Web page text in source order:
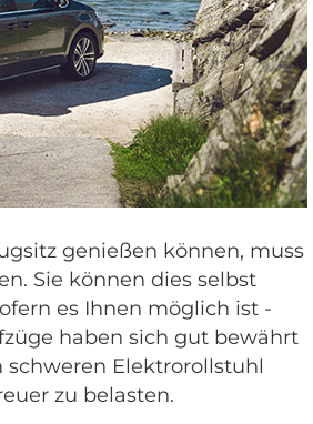
genießen können, muss
Sie können dies selbst
es Ihnen möglich ist -
haben sich gut bewährt
Elektrorollstuhl
zu belasten.